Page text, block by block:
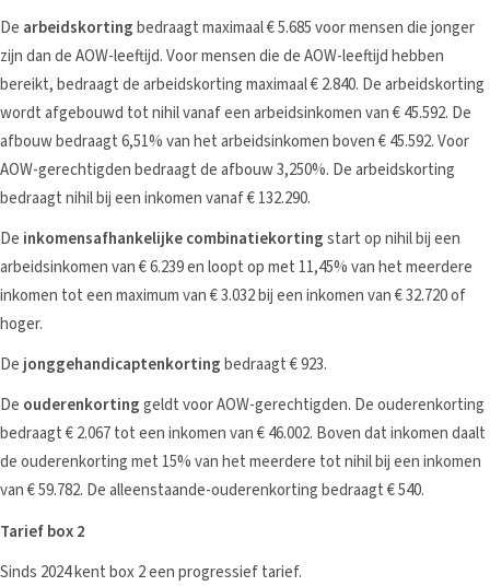
De arbeidskortingbedraagt maximaal € 5.685 voor mensen die jonger
zijn dan de AOW-leeftijd. Voor mensen die de AOW-leeftijd hebben
bereikt, bedraagt de arbeidskorting maximaal € 2.840. De arbeidskorting
wordt afgebouwd tot nihil vanaf een arbeidsinkomen van € 45.592. De
afbouw bedraagt 6,51% van het arbeidsinkomen boven € 45.592. Voor
AOW-gerechtigden bedraagt de afbouw 3,250%. De arbeidskorting
bedraagt nihil bij een inkomen vanaf € 132.290.
De inkomensafhankelijke combinatiekortingstart op nihil bij een
arbeidsinkomen van € 6.239 en loopt op met 11,45% van het meerdere
inkomen tot een maximum van € 3.032 bij een inkomen van € 32.720 of
hoger.
De jonggehandicaptenkortingbedraagt € 923.
De ouderenkortinggeldt voor AOW-gerechtigden. De ouderenkorting
bedraagt € 2.067 tot een inkomen van € 46.002. Boven dat inkomen daalt
de ouderenkorting met 15% van het meerdere tot nihil bij een inkomen
van € 59.782. De alleenstaande-ouderenkorting bedraagt € 540.
Tarief box 2
Sinds 2024 kent box 2 een progressief tarief.